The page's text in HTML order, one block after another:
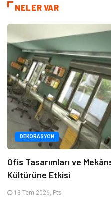
NELER VAR
DEKORASYON
Ofis Tasarımları ve
Kültürüne Etkisi
13 Tem 2026, Pts